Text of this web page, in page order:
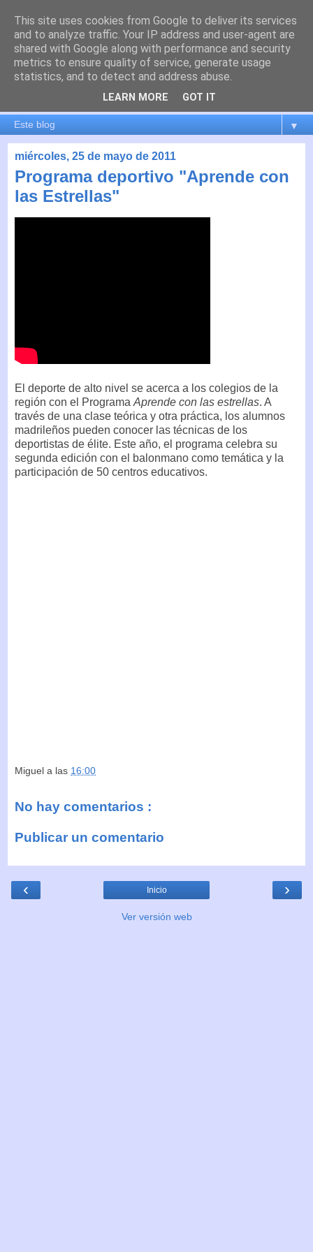
es por madrid
El blog de Madrid y su actualidad, proyectos, transporte,
movilidad, arquitectura, participación, medio ambiente,
educación, empleo, ...
▼
miércoles, 25 de mayo de 2011
Programa deportivo "Aprende con
las Estrellas"
El deporte de alto nivel se acerca a los colegios de la
región con el Programa Aprende con las estrellas. A
través de una clase teórica y otra práctica, los alumnos
madrileños pueden conocer las técnicas de los
deportistas de élite. Este año, el programa celebra su
segunda edición con el balonmano como temática y la
participación de 50 centros educativos.
Miguel a las 16:00
No hay comentarios :
Publicar un comentario
‹ ›
Inicio
Ver versión web
This site uses cookies from Google to deliver its services
and to analyze traffic. Your IP address and user-agent are
shared with Google along with performance and security
metrics to ensure quality of service, generate usage
statistics, and to detect and address abuse.
LEARN MORE GOT IT